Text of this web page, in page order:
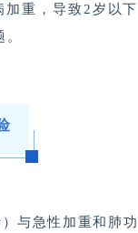
重，导致2岁以下
与急性加重和肺功